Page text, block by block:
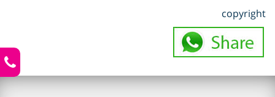
copyright